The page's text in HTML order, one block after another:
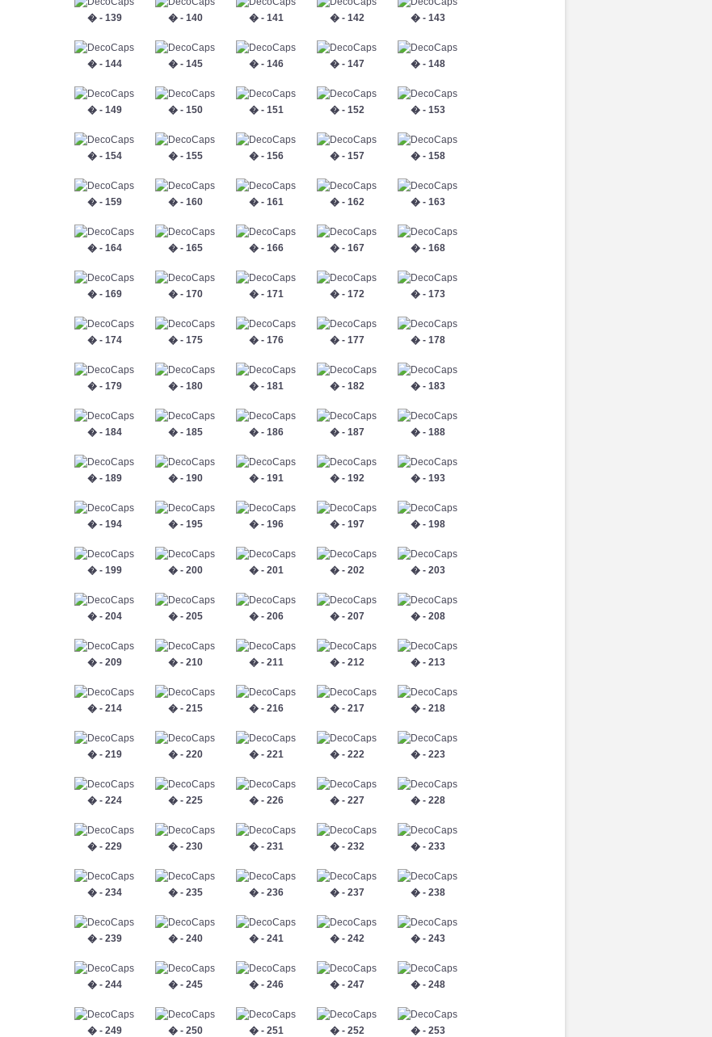
� - 139 � - 140 � - 141 � - 142 � - 143
� - 144 � - 145 � - 146 � - 147 � - 148
� - 149 � - 150 � - 151 � - 152 � - 153
� - 154 � - 155 � - 156 � - 157 � - 158
� - 159 � - 160 � - 161 � - 162 � - 163
� - 164 � - 165 � - 166 � - 167 � - 168
� - 169 � - 170 � - 171 � - 172 � - 173
� - 174 � - 175 � - 176 � - 177 � - 178
� - 179 � - 180 � - 181 � - 182 � - 183
� - 184 � - 185 � - 186 � - 187 � - 188
� - 189 � - 190 � - 191 � - 192 � - 193
� - 194 � - 195 � - 196 � - 197 � - 198
� - 199 � - 200 � - 201 � - 202 � - 203
� - 204 � - 205 � - 206 � - 207 � - 208
� - 209 � - 210 � - 211 � - 212 � - 213
� - 214 � - 215 � - 216 � - 217 � - 218
� - 219 � - 220 � - 221 � - 222 � - 223
� - 224 � - 225 � - 226 � - 227 � - 228
� - 229 � - 230 � - 231 � - 232 � - 233
� - 234 � - 235 � - 236 � - 237 � - 238
� - 239 � - 240 � - 241 � - 242 � - 243
� - 244 � - 245 � - 246 � - 247 � - 248
� - 249 � - 250 � - 251 � - 252 � - 253